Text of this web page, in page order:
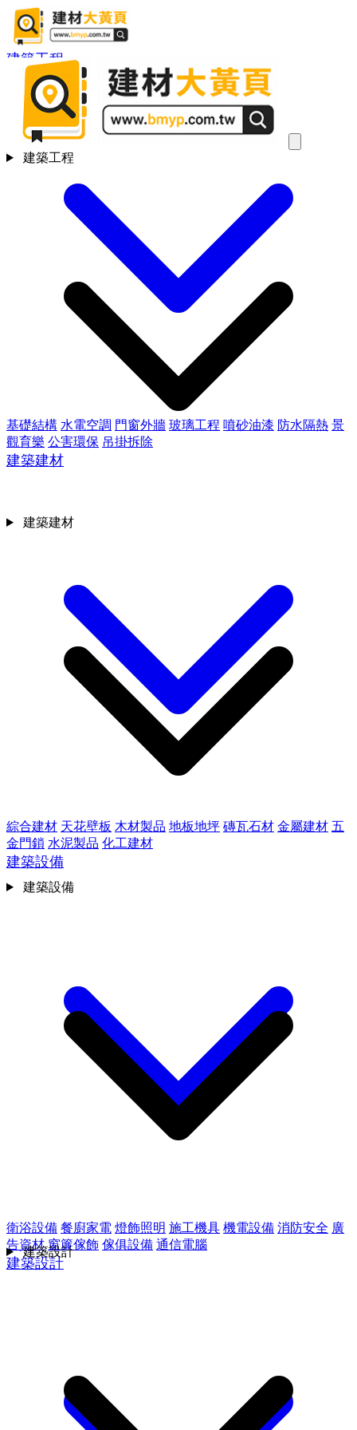
建築工程
基礎結構 水電空調 門窗外牆 玻璃工程 噴砂油漆 防水隔熱 景
觀育樂 公害環保 吊掛拆除
建築建材
綜合建材 天花壁板 木材製品 地板地坪 磚瓦石材 金屬建材 五
金門鎖 水泥製品 化工建材
建築設備
衛浴設備 餐廚家電 燈飾照明 施工機具 機電設備 消防安全 廣
告資材 窗簾傢飾 傢俱設備 通信電腦
建築設計
建築工程
建築建材
建築設備
建築設計